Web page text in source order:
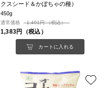
クスシード＆かぼちゃの種）
450g
通常価格 1,491円 （税込）
1,383円（税込）
カートに入れる